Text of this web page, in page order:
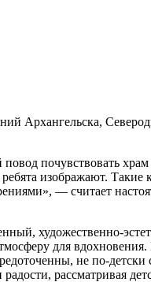
Архангельска,
почувствовать храм
изображают. Такие
— считает
художественно-
для вдохновения.
не по-детски
рассматривая